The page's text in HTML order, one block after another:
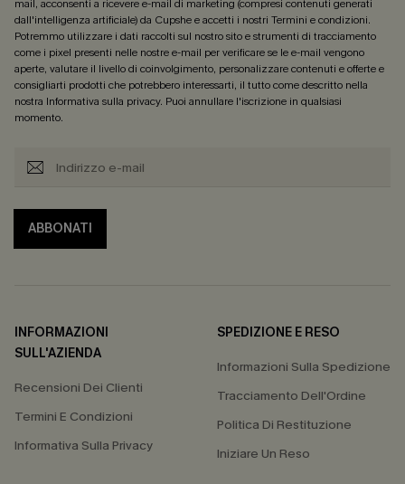
mail, acconsenti a ricevere e-mail di marketing (compresi contenuti generati
dall'intelligenza artificiale) da Cupshe e accetti i nostri Termini e condizioni.
Potremmo utilizzare i dati raccolti sul nostro sito e strumenti di tracciamento
come i pixel presenti nelle nostre e-mail per verificare se le e-mail vengono
aperte, valutare il livello di coinvolgimento, personalizzare contenuti e offerte e
consigliarti prodotti che potrebbero interessarti, il tutto come descritto nella
nostra Informativa sulla privacy. Puoi annullare l'iscrizione in qualsiasi
momento.
ABBONATI
INFORMAZIONI
SULL'AZIENDA
Recensioni Dei Clienti
Termini E Condizioni
Informativa Sulla Privacy
SPEDIZIONE E RESO
Informazioni Sulla Spedizione
Tracciamento Dell'Ordine
Politica Di Restituzione
Iniziare Un Reso